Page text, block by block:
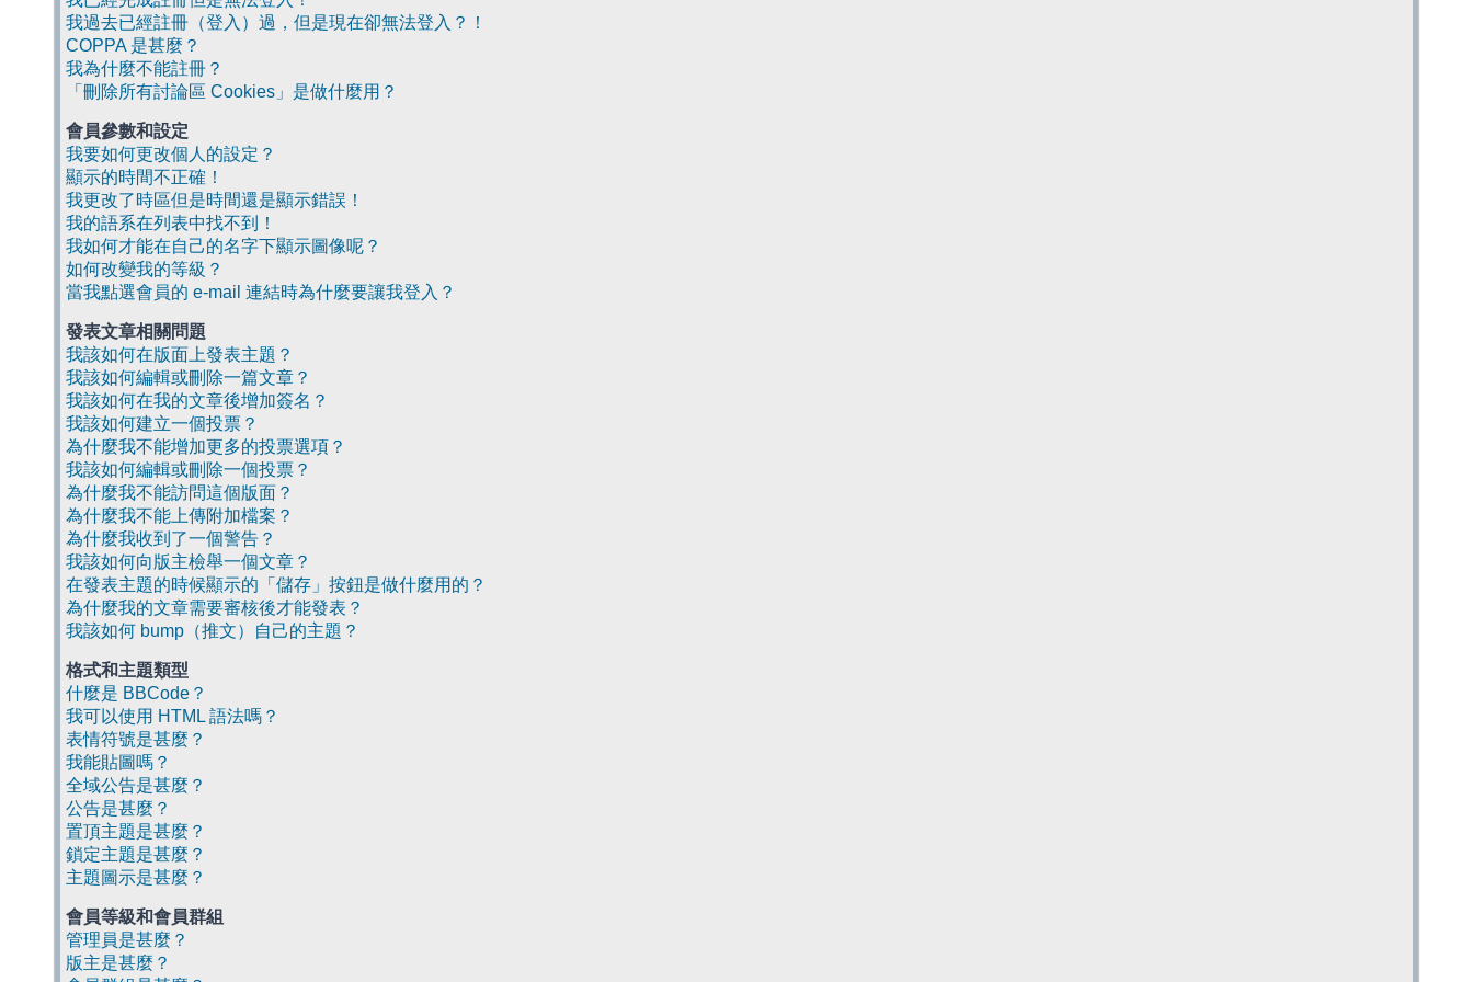
我過去已經註冊（登入）過，但是現在卻無法登入？！
COPPA 是甚麼？
我為什麼不能註冊？
「刪除所有討論區 Cookies」是做什麼用？
會員參數和設定
我要如何更改個人的設定？
顯示的時間不正確！
我更改了時區但是時間還是顯示錯誤！
我的語系在列表中找不到！
我如何才能在自己的名字下顯示圖像呢？
如何改變我的等級？
當我點選會員的 e-mail 連結時為什麼要讓我登入？
發表文章相關問題
我該如何在版面上發表主題？
我該如何編輯或刪除一篇文章？
我該如何在我的文章後增加簽名？
我該如何建立一個投票？
為什麼我不能增加更多的投票選項？
我該如何編輯或刪除一個投票？
為什麼我不能訪問這個版面？
為什麼我不能上傳附加檔案？
為什麼我收到了一個警告？
我該如何向版主檢舉一個文章？
在發表主題的時候顯示的「儲存」按鈕是做什麼用的？
為什麼我的文章需要審核後才能發表？
我該如何 bump（推文）自己的主題？
格式和主題類型
什麼是 BBCode？
我可以使用 HTML 語法嗎？
表情符號是甚麼？
我能貼圖嗎？
全域公告是甚麼？
公告是甚麼？
置頂主題是甚麼？
鎖定主題是甚麼？
主題圖示是甚麼？
會員等級和會員群組
管理員是甚麼？
版主是甚麼？